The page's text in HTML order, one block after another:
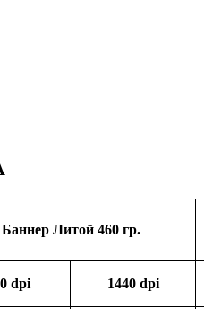
Бан­нер Литой 460 гр.
dpi 1440 dpi